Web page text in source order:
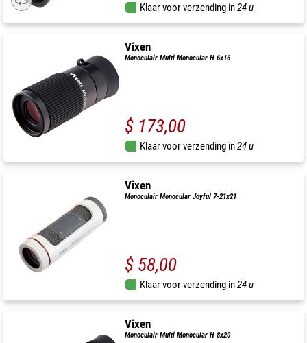
Klaar voor verzending in24 u
Vixen
Monoculair Multi Monocular H 6x16
$ 173,00
Klaar voor verzending in24 u
Vixen
Monoculair Monocular Joyful 7-21x21
$ 58,00
Klaar voor verzending in24 u
Vixen
Monoculair Multi Monocular H 8x20